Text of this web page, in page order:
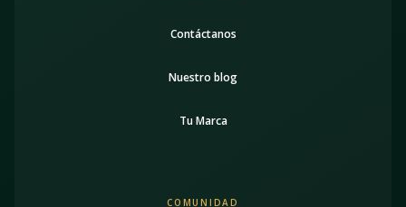
Contáctanos
Nuestro blog
Tu Marca
COMUNIDAD